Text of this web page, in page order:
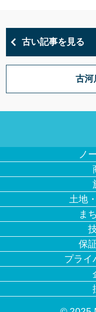
古い記事を見る
古河
ノ
土地
ま
保
プライ